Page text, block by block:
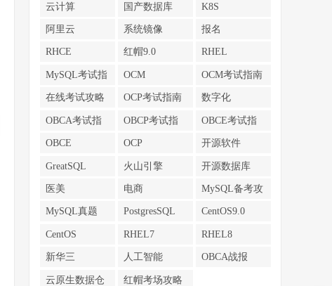
云计算 国产数据库 K8S
阿里云 系统镜像 报名
RHCE 红帽9.0 RHEL
MySQL考试指
南
OCM OCM考试指南
在线考试攻略 OCP考试指南 数字化
OBCA考试指
南
OBCP考试指
南
OBCE考试指
南
OBCE OCP 开源软件
GreatSQL 火山引擎 开源数据库
医美 电商
MySQL备考攻
略
MySQL真题 PostgresSQL CentOS9.0
CentOS RHEL7 RHEL8
新华三 人工智能 OBCA战报
云原生数据仓
红帽考场攻略